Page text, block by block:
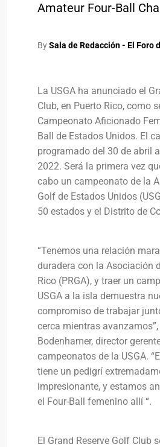
Amateur Four-Ball
BySala de Redacción - El Foro
La USGA ha anunciado el
Club, en Puerto Rico, como
Campeonato Aficionado
Ball de Estados Unidos. El
programado del 30 de abril
2022. Será la primera vez
cabo un campeonato de la
Golf de Estados Unidos
50 estados y el Distrito de
“Tenemos una relación
duradera con la Asociación
Rico (PRGA), y traer un
USGA a la isla demuestra
compromiso de trabajar
cerca mientras
Bodenhamer, director
campeonatos de la USGA.
tiene un pedigrí
impresionante, y estamos
el Four-Ball femenino allí “.
El Grand Reserve Golf Club